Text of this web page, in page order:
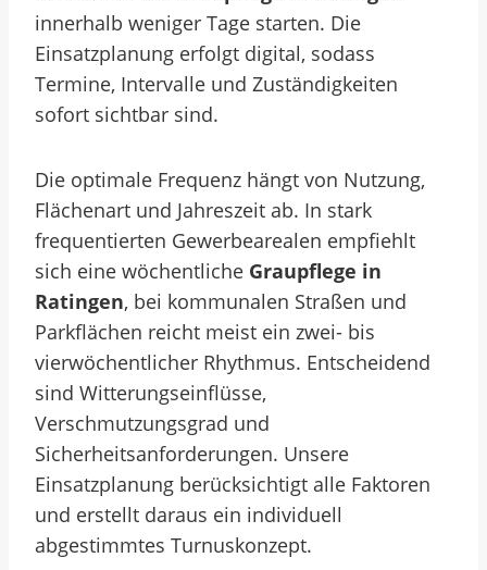
innerhalb weniger Tage starten. Die
Einsatzplanung erfolgt digital, sodass
Termine, Intervalle und Zuständigkeiten
sofort sichtbar sind.
Die optimale Frequenz hängt von Nutzung,
Flächenart und Jahreszeit ab. In stark
frequentierten Gewerbearealen empfiehlt
sich eine wöchentliche Graupflege in
Ratingen, bei kommunalen Straßen und
Parkflächen reicht meist ein zwei- bis
vierwöchentlicher Rhythmus. Entscheidend
sind Witterungseinflüsse,
Verschmutzungsgrad und
Sicherheitsanforderungen. Unsere
Einsatzplanung berücksichtigt alle Faktoren
und erstellt daraus ein individuell
abgestimmtes Turnuskonzept.